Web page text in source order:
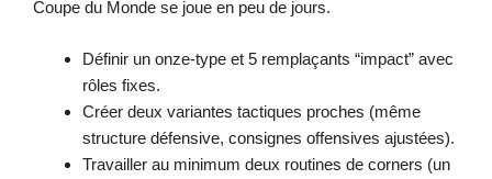
Coupe du Monde se joue en peu de jours.
Définir un onze-type et 5 remplaçants “impact” avec
rôles fixes.
Créer deux variantes tactiques proches (même
structure défensive, consignes offensives ajustées).
Travailler au minimum deux routines de corners (un